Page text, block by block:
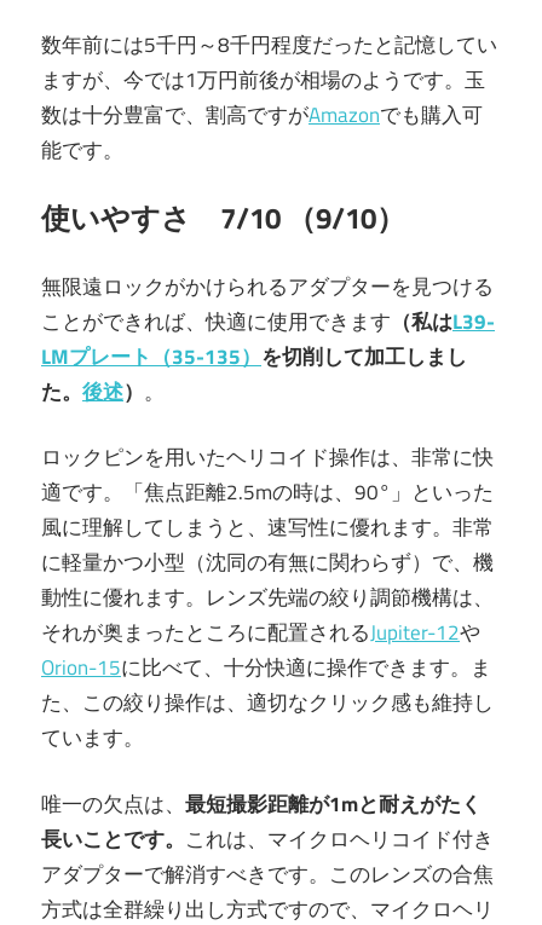
数年前には5千円～8千円程度だったと記憶してい
ますが、今では1万円前後が相場のようです。玉
数は十分豊富で、割高ですがAmazonでも購入可
能です。
使いやすさ 7/10 （9/10）
無限遠ロックがかけられるアダプターを見つける
ことができれば、快適に使用できます （私はL39-
LMプレート（35-135） を切削して加工しまし
た。 後述） 。
ロックピンを用いたヘリコイド操作は、非常に快
適です。「焦点距離2.5mの時は、90°」といった
風に理解してしまうと、速写性に優れます。非常
に軽量かつ小型（沈同の有無に関わらず）で、機
動性に優れます。レンズ先端の絞り調節機構は、
それが奥まったところに配置されるJupiter-12や
Orion-15に比べて、十分快適に操作できます。ま
た、この絞り操作は、適切なクリック感も維持し
ています。
唯一の欠点は、 最短撮影距離が1mと耐えがたく
長いことです。 これは、マイクロヘリコイド付き
アダプターで解消すべきです。このレンズの合焦
方式は全群繰り出し方式ですので、マイクロヘリ